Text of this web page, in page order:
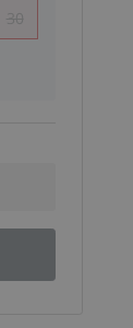
30